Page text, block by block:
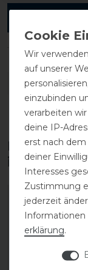
Diese
-35%
Wir
auf unserer
einzubinden
verarbeiten
deine IP-
erst nach
deiner
Interesses
Zustimmung
jederzeit
Informationen
erklärung.